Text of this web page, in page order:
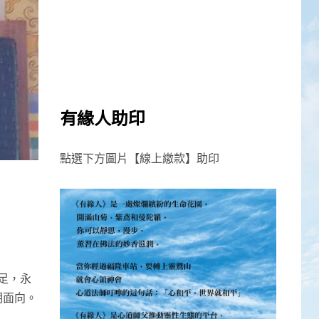
，永
向。
有緣人助印
點選下方圖片【線上繳款】助印